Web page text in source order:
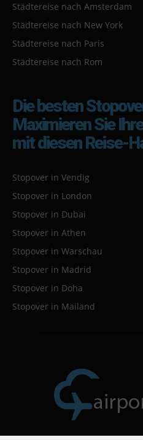
Städtereise nach Amsterdam
Städtereise nach New York
Städtereise nach Paris
Städtereise nach Rom
Die besten
Maximieren Sie
mit diesen Reise-
Stopover in Vendig
Stopover in London
Stopover in Dubai
Stopover in Athen
Stopover in Warschau
Stopover in Madrid
Stopover in Doha
Stopover in Mailand